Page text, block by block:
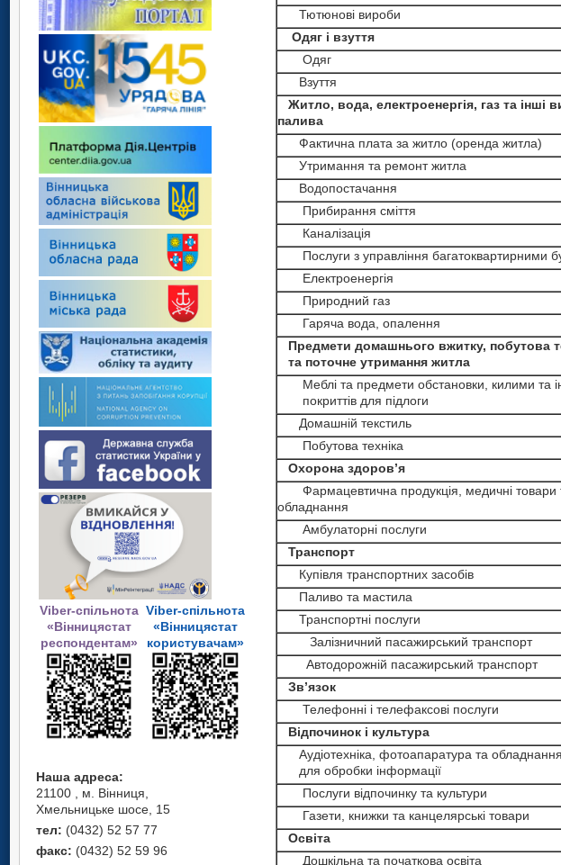
Viber-спільнота
«Вінницястат
респондентам»
Viber-спільнота
«Вінницястат
користувачам»
Наша адреса:
21100 , м. Вінниця,
Хмельницьке шосе, 15
тел: (0432) 52 57 77
факс: (0432) 52 59 96
Тютюнові вироби
Одяг і взуття
Одяг
Взуття
Житло, вода, електроенергія, газ та інші
палива
Фактична плата за житло (оренда житла)
Утримання та ремонт житла
Водопостачання
Прибирання сміття
Каналізація
Послуги з управління багатоквартирними
Електроенергія
Природний газ
Гаряча вода, опалення
Предмети домашнього вжитку, побутова
та поточне утримання житла
Меблі та предмети обстановки, килими та
покриттів для підлоги
Домашній текстиль
Побутова техніка
Охорона здоров’я
Фармацевтична продукція, медичні товари
обладнання
Амбулаторні послуги
Транспорт
Купівля транспортних засобів
Паливо та мастила
Транспортні послуги
Залізничний пасажирський транспорт
Автодорожній пасажирський транспорт
Зв’язок
Телефонні і телефаксові послуги
Відпочинок і культура
Аудіотехніка, фотоапаратура та обладнання
для обробки інформації
Послуги відпочинку та культури
Газети, книжки та канцелярські товари
Освіта
Дошкільна та початкова освіта